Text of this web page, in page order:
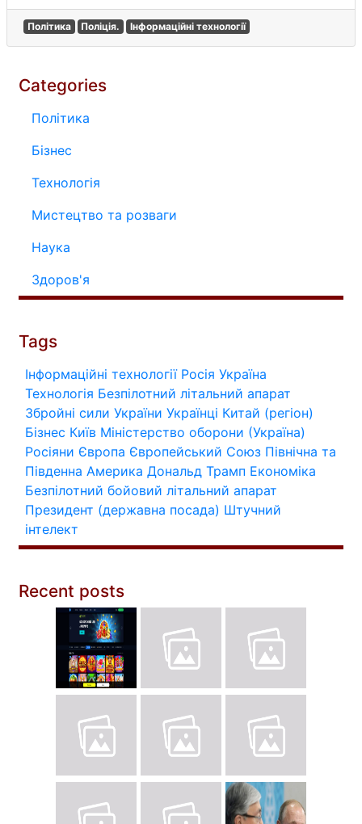
Політика Поліція. Інформаційні технології
Categories
Політика
Бізнес
Технологія
Мистецтво та розваги
Наука
Здоров'я
Tags
Інформаційні технології Росія Україна
Технологія Безпілотний літальний апарат
Збройні сили України Українці Китай (регіон)
Бізнес Київ Міністерство оборони (Україна)
Росіяни Європа Європейський Союз Північна та
Південна Америка Дональд Трамп Економіка
Безпілотний бойовий літальний апарат
Президент (державна посада) Штучний
інтелект
Recent posts